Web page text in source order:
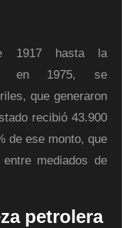
1917 hasta la
en 1975, se
que generaron
recibió 43.900
de ese monto, que
mediados de
petrolera